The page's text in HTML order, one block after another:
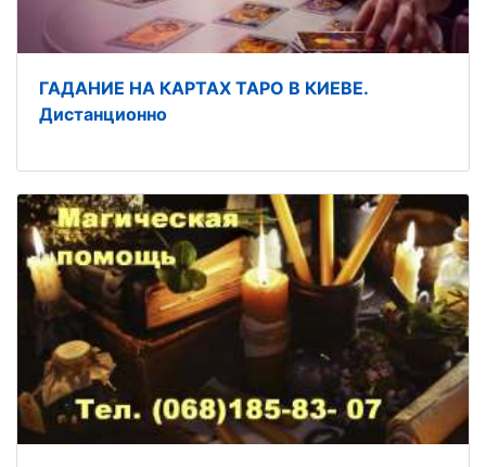
ГАДАНИЕ НА КАРТАХ ТАРО В КИЕВЕ.
Дистанционно